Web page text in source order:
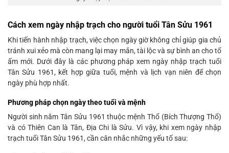
Cách xem ngày nhập trạch cho người tuổi Tân Sửu 1961
Khi tiến hành nhập trạch, việc chọn ngày giờ không chỉ giúp gia chủ
tránh xui xẻo mà còn mang lại may mắn, tài lộc và sự bình an cho tổ
ấm mới. Dưới đây là các phương pháp xem ngày nhập trạch tuổi
Tân Sửu 1961, kết hợp giữa tuổi, mệnh và lịch vạn niên để chọn
ngày phù hợp nhất.
Phương pháp chọn ngày theo tuổi và mệnh
Người sinh năm Tân Sửu 1961 thuộc mệnh Thổ (Bích Thượng Thổ)
và có Thiên Can là Tân, Địa Chi là Sửu. Vì vậy, khi xem ngày nhập
trạch tuổi Tân Sửu 1961, cần cân nhắc những yếu tố sau: